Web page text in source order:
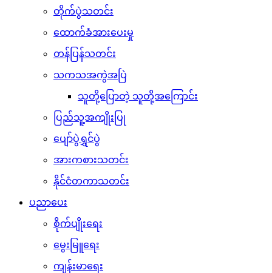
တိုက်ပွဲသတင်း
ထောက်ခံအားပေးမှု
တန်ပြန်သတင်း
သကသအကွဲအပြဲ
သူတို့ပြောတဲ့ သူတို့အကြောင်း
ပြည်သူ့အကျိုးပြု
ပျော်ပွဲရွှင်ပွဲ
အားကစားသတင်း
နိုင်ငံတကာသတင်း
ပညာပေး
စိုက်ပျိုးရေး
မွေးမြူရေး
ကျန်းမာရေး